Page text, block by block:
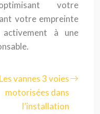
votre
votre empreinte
activement à une
Les vannes 3 voies
motorisées dans
l’installation